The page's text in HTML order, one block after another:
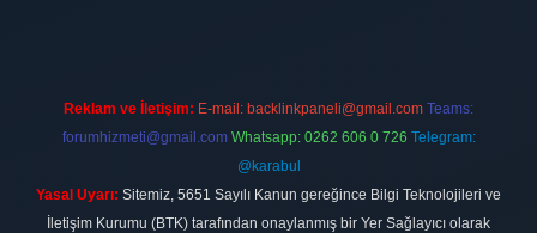
Reklam ve İletişim: E-mail: backlinkpaneli@gmail.com Teams:
forumhizmeti@gmail.com Whatsapp: 0262 606 0 726 Telegram:
@karabul
Yasal Uyarı: Sitemiz, 5651 Sayılı Kanun gereğince Bilgi Teknolojileri ve
İletişim Kurumu (BTK) tarafından onaylanmış bir Yer Sağlayıcı olarak